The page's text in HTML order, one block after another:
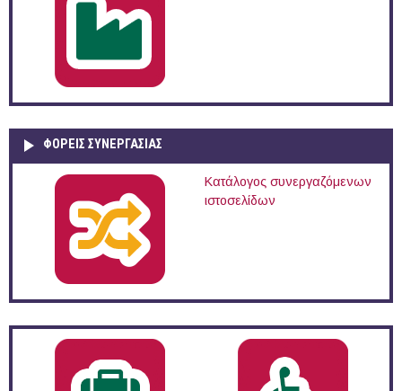
ΦΟΡΕΙΣ ΣΥΝΕΡΓΑΣΙΑΣ
Κατάλογος συνεργαζόμενων
ιστοσελίδων